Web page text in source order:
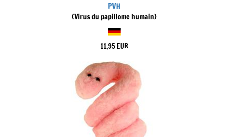
PVH
(Virus du papillome humain)
11,95 EUR